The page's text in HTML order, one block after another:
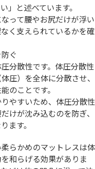
」と述べています。
って腰やお尻だけが浮い
く支えられているかを確
ぐ
分散性です。体圧分散性
圧）を全体に分散させ、
のことです。
やすいため、体圧分散性
けが沈み込むのを防ぎ、
ます。
らかめのマットレスは体
和らげる効果がありま